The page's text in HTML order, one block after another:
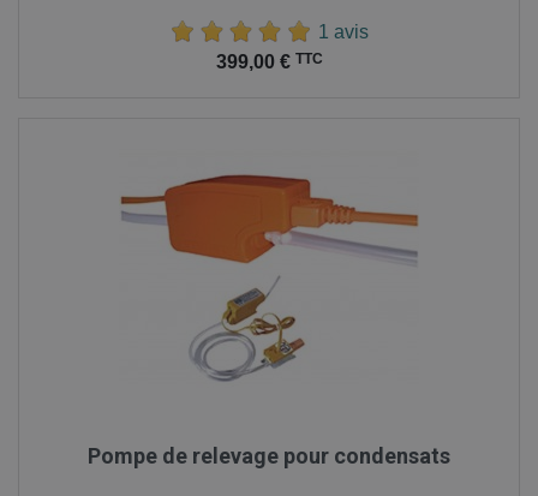
1 avis
399,00 € TTC
Pompe de relevage pour condensats